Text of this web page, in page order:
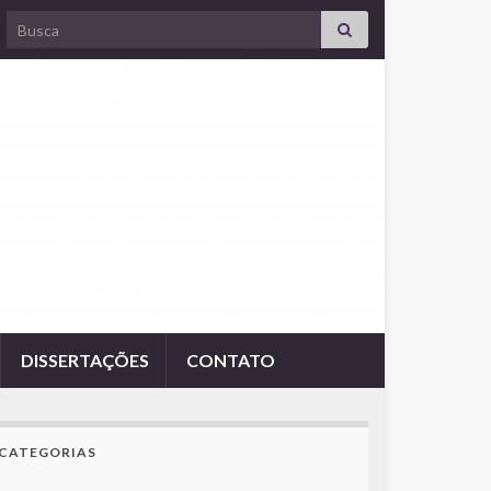
Search for:
DISSERTAÇÕES CONTATO